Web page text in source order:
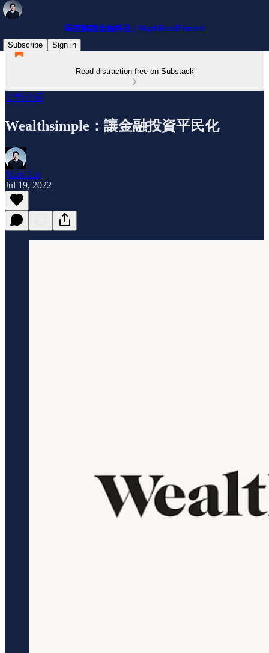
馬克解讀金融科技 | MarkReadFintech
Subscribe
Sign in
Read distraction-free on Substack
公司介紹
Wealthsimple：讓金融投資平民化
Mark Lin
Jul 19, 2022